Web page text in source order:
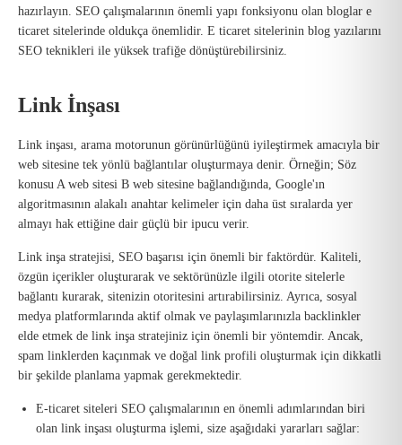
hazırlayın. SEO çalışmalarının önemli yapı fonksiyonu olan bloglar e
ticaret sitelerinde oldukça önemlidir. E ticaret sitelerinin blog yazılarını
SEO teknikleri ile yüksek trafiğe dönüştürebilirsiniz.
Link İnşası
Link inşası, arama motorunun görünürlüğünü iyileştirmek amacıyla bir
web sitesine tek yönlü bağlantılar oluşturmaya denir. Örneğin; Söz
konusu A web sitesi B web sitesine bağlandığında, Google'ın
algoritmasının alakalı anahtar kelimeler için daha üst sıralarda yer
almayı hak ettiğine dair güçlü bir ipucu verir.
Link inşa stratejisi, SEO başarısı için önemli bir faktördür. Kaliteli,
özgün içerikler oluşturarak ve sektörünüzle ilgili otorite sitelerle
bağlantı kurarak, sitenizin otoritesini artırabilirsiniz. Ayrıca, sosyal
medya platformlarında aktif olmak ve paylaşımlarınızla backlinkler
elde etmek de link inşa stratejiniz için önemli bir yöntemdir. Ancak,
spam linklerden kaçınmak ve doğal link profili oluşturmak için dikkatli
bir şekilde planlama yapmak gerekmektedir.
E-ticaret siteleri SEO çalışmalarının en önemli adımlarından biri
olan link inşası oluşturma işlemi, size aşağıdaki yararları sağlar: